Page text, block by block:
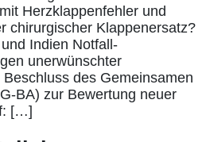
Herzklappenfehler und
chirurgischer Klappenersatz?
Indien Notfall-
unerwünschter
des Gemeinsamen
BA) zur Bewertung neuer
[…]